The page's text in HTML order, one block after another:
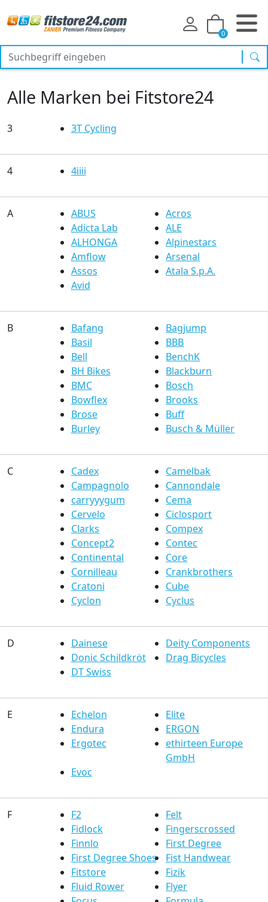
0
Alle Marken bei Fitstore24
3 3T Cycling
4 4iiii
A ABUS
Acros
Adicta Lab
ALE
ALHONGA
Alpinestars
Amflow
Arsenal
Assos
Atala S.p.A.
Avid
B Bafang
Bagjump
Basil
BBB
Bell
BenchK
BH Bikes
Blackburn
BMC
Bosch
Bowflex
Brooks
Brose
Buff
Burley
Busch & Müller
C Cadex
Camelbak
Campagnolo
Cannondale
carryyygum
Cema
Cervelo
Ciclosport
Clarks
Compex
Concept2
Contec
Continental
Core
Cornilleau
Crankbrothers
Cratoni
Cube
Cyclon
Cyclus
D Dainese
Deity Components
Donic Schildkröt
Drag Bicycles
DT Swiss
E Echelon
Elite
Endura
ERGON
Ergotec
ethirteen Europe
GmbH
Evoc
F F2
Felt
Fidlock
Fingerscrossed
Finnlo
First Degree
First Degree Shoes
Fist Handwear
Fitstore
Fizik
Fluid Rower
Flyer